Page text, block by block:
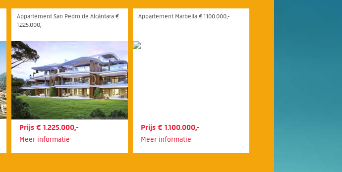
Appartement San Pedro de Alcántara €
1.225.000,-
Prijs € 1.225.000,-
Meer informatie
Appartement Marbella € 1.100.000,-
Prijs € 1.100.000,-
Meer informatie